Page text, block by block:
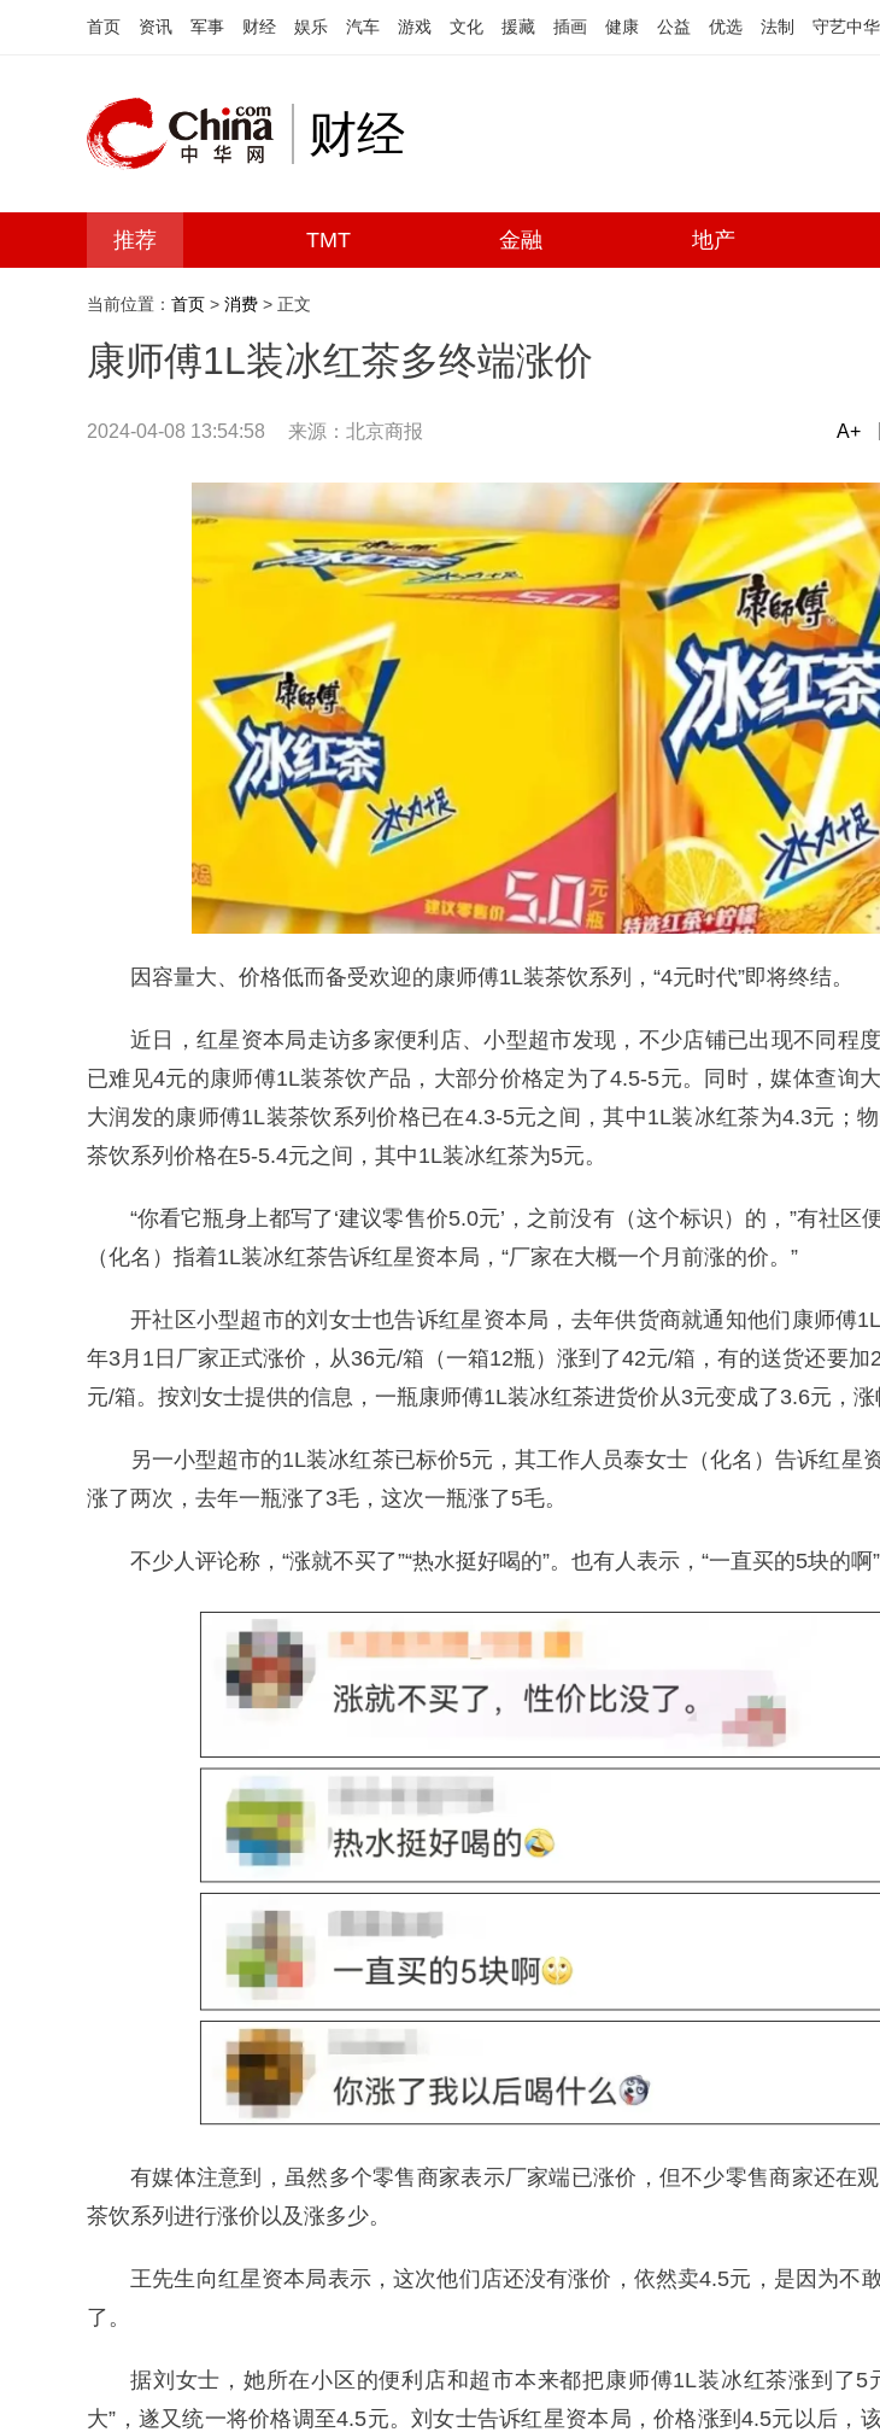
首页 资讯 军事 财经 娱乐 汽车 游戏 文化 援藏 插画 健康 公益 优选 法制 守艺中华
财经
推荐 TMT 金融 地产
当前位置： 首页 > 消费 > 正文
康师傅1L装冰红茶多终端涨价
2024-04-08 13:54:58 来源：北京商报 A+
因容量大、价格低而备受欢迎的康师傅1L装茶饮系列，“4元时代”即将终结。
近日，红星资本局走访多家便利店、小型超市发现，不少店铺已出现不同程
已难见4元的康师傅1L装茶饮产品，大部分价格定为了4.5-5元。同时，媒体查询
大润发的康师傅1L装茶饮系列价格已在4.3-5元之间，其中1L装冰红茶为4.3元；
茶饮系列价格在5-5.4元之间，其中1L装冰红茶为5元。
“你看它瓶身上都写了‘建议零售价5.0元’，之前没有（这个标识）的，”有社区
（化名）指着1L装冰红茶告诉红星资本局，“厂家在大概一个月前涨的价。”
开社区小型超市的刘女士也告诉红星资本局，去年供货商就通知他们康师傅
年3月1日厂家正式涨价，从36元/箱（一箱12瓶）涨到了42元/箱，有的送货还要加
元/箱。按刘女士提供的信息，一瓶康师傅1L装冰红茶进货价从3元变成了3.6元，涨
另一小型超市的1L装冰红茶已标价5元，其工作人员泰女士（化名）告诉红星
涨了两次，去年一瓶涨了3毛，这次一瓶涨了5毛。
不少人评论称，“涨就不买了”“热水挺好喝的”。也有人表示，“一直买的5块的啊”
有媒体注意到，虽然多个零售商家表示厂家端已涨价，但不少零售商家还在
茶饮系列进行涨价以及涨多少。
王先生向红星资本局表示，这次他们店还没有涨价，依然卖4.5元，是因为不
了。
据刘女士，她所在小区的便利店和超市本来都把康师傅1L装冰红茶涨到了5
大”，遂又统一将价格调至4.5元。刘女士告诉红星资本局，价格涨到4.5元以后，